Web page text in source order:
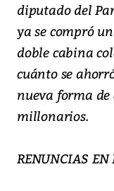
diputado del
ya se compró
doble cabina
cuánto se
nueva forma
millonarios.
RENUNCIAS EN